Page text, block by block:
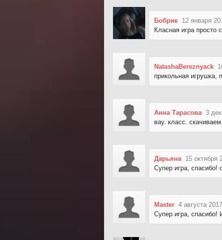
Бобрик 12 января
Класная игра просто
NatashaBereznyack
прикольная игрушка,
Анна Тарасова 3
вау. класс.
Дарьяна 15 октября
Супер игра, спасибо!
Master 4 августа
Супер игра, спасибо!